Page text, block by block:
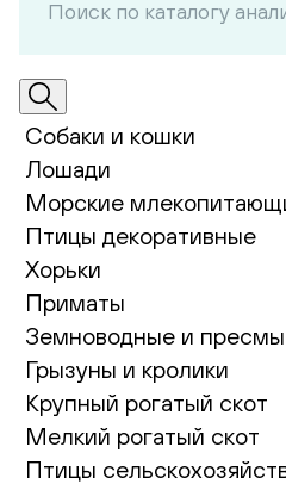
Собаки и кошки
Лошади
Морские
Птицы декоративные
Хорьки
Приматы
Земноводные и
Грызуны и кролики
Крупный рогатый скот
Мелкий рогатый скот
Птицы